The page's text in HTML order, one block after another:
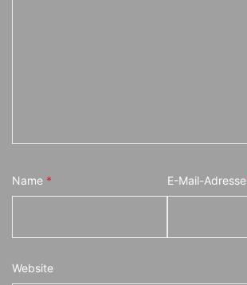
Name * E-Mail-Adresse
Website